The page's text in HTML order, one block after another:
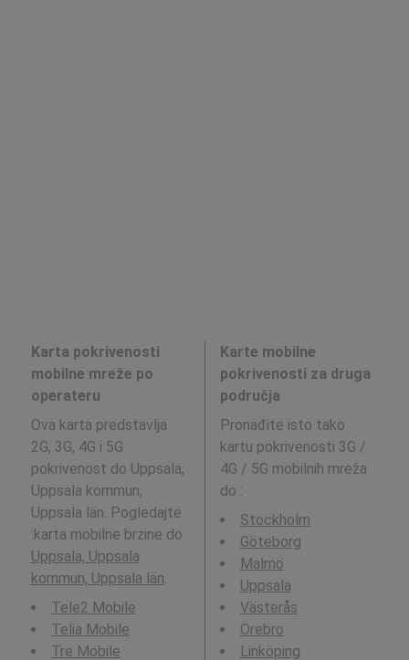
Karta pokrivenosti
mobilne mreže po
operateru
Ova karta predstavlja
2G, 3G, 4G i 5G
pokrivenost do Uppsala,
Uppsala kommun,
Uppsala län. Pogledajte
:karta mobilne brzine do
Uppsala, Uppsala
kommun, Uppsala län.
Tele2 Mobile
Telia Mobile
Tre Mobile
Karte mobilne
pokrivenosti za druga
područja
Pronađite isto tako
kartu pokrivenosti 3G /
4G / 5G mobilnih mreža
do :
Stockholm
Göteborg
Malmö
Uppsala
Västerås
Örebro
Linköping